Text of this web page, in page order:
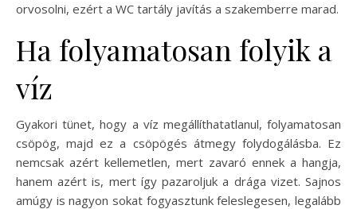
orvosolni, ezért a WC tartály javítás a szakemberre marad.
Ha folyamatosan folyik a
víz
Gyakori tünet, hogy a víz megállíthatatlanul, folyamatosan
csöpög, majd ez a csöpögés átmegy folydogálásba. Ez
nemcsak azért kellemetlen, mert zavaró ennek a hangja,
hanem azért is, mert így pazaroljuk a drága vizet. Sajnos
amúgy is nagyon sokat fogyasztunk feleslegesen, legalább